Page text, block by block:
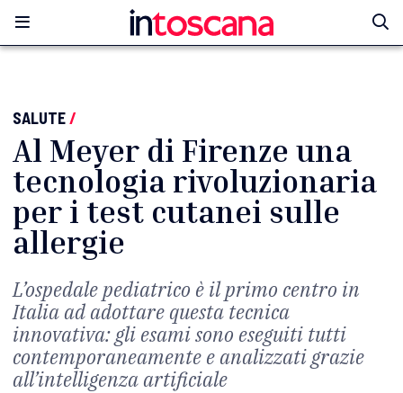
SALUTE/
Al Meyer di Firenze una
tecnologia rivoluzionaria
per i test cutanei sulle
allergie
L’ospedale pediatrico è il primo centro in
Italia ad adottare questa tecnica
innovativa: gli esami sono eseguiti tutti
contemporaneamente e analizzati grazie
all’intelligenza artificiale